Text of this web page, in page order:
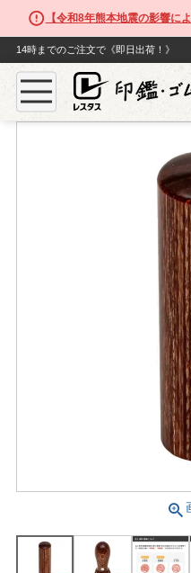
【令和8年熊本地震の影響に
14時までのご注文で《即日出荷！》
TOP 法人印鑑